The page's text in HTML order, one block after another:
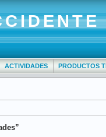
ACTIVIDADES PRODUCTOS